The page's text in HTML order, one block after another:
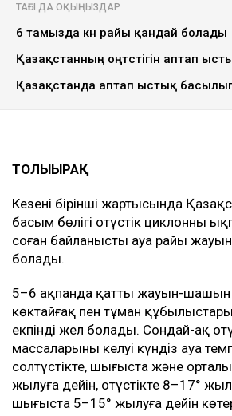
ТАҒЫ ДА ОҚЫҢЫЗДАР
6 тамызда күн райы қандай болады
Қазақстанның оңтүстігін аптап
Қазақстанда аптап ыстық
ТОЛЫҒЫРАҚ
Кезеңнің бірінші жартысында
басым бөлігі оңтүстік циклонның
соған байланысты ауа райы
болады.
5–6 ақпанда қатты жауын-шашын
көктайғақ пен тұман
екпінді жел болады. Сондай-ақ
массаларының келуі күндіз ауа
солтүстікте, шығыста және
жылуға дейін, оңтүстікте 8–17°
шығыста 5–15° жылуға дейін